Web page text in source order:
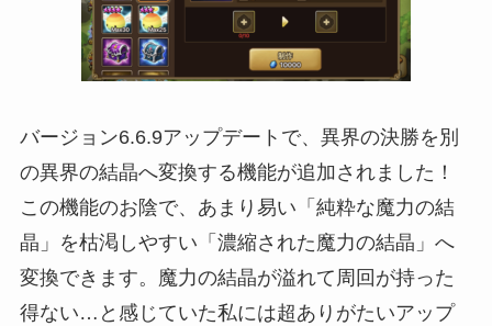
バージョン6.6.9アップデートで、異界の決勝を別
の異界の結晶へ変換する機能が追加されました！
この機能のお陰で、あまり易い「純粋な魔力の結
晶」を枯渇しやすい「濃縮された魔力の結晶」へ
変換できます。魔力の結晶が溢れて周回が持った
得ない…と感じていた私には超ありがたいアップ